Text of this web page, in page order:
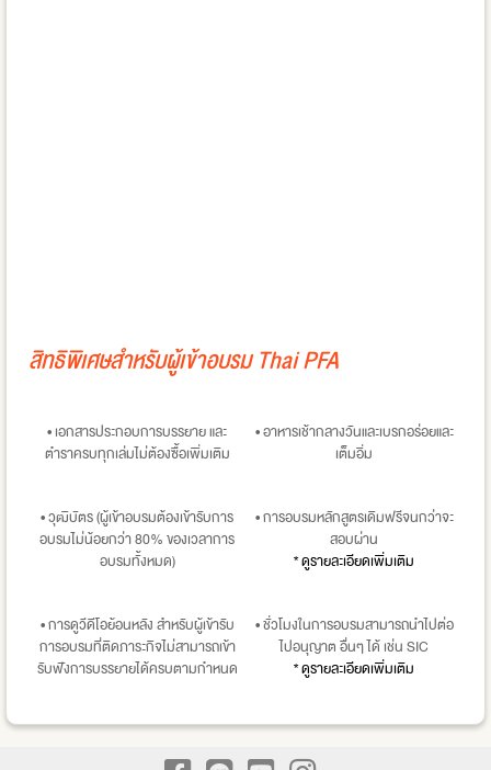
สิทธิพิเศษสำหรับผู้เข้าอบรม Thai PFA
• เอกสารประกอบการบรรยาย และ
ตำราครบทุกเล่มไม่ต้องซื้อเพิ่มเติม
• อาหารเช้ากลางวันและเบรกอร่อยและ
เต็มอิ่ม
• วุฒิบัตร (ผู้เข้าอบรมต้องเข้ารับการ
อบรมไม่น้อยกว่า 80% ของเวลาการ
อบรมทั้งหมด)
• การอบรมหลักสูตรเดิมฟรีจนกว่าจะ
สอบผ่าน
* ดูรายละเอียดเพิ่มเติม
• การดูวีดีโอย้อนหลัง สำหรับผู้เข้ารับ
การอบรมที่ติดภาระกิจไม่สามารถเข้า
รับฟังการบรรยายได้ครบตามกำหนด
• ชั่วโมงในการอบรมสามารถนำไปต่อ
ไปอนุญาต อื่นๆ ได้ เช่น SIC
* ดูรายละเอียดเพิ่มเติม